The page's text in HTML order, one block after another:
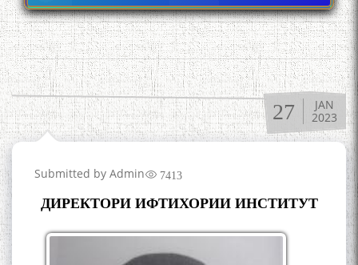
27
JAN
2023
Submitted by Admin 7413
ДИРЕКТОРИ ИФТИХОРИИ ИНСТИТУТ